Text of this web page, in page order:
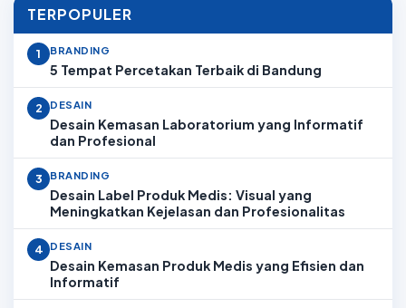
TERPOPULER
1 BRANDING
5 Tempat Percetakan Terbaik di Bandung
2 DESAIN
Desain Kemasan Laboratorium yang Informatif
dan Profesional
3 BRANDING
Desain Label Produk Medis: Visual yang
Meningkatkan Kejelasan dan Profesionalitas
4 DESAIN
Desain Kemasan Produk Medis yang Efisien dan
Informatif